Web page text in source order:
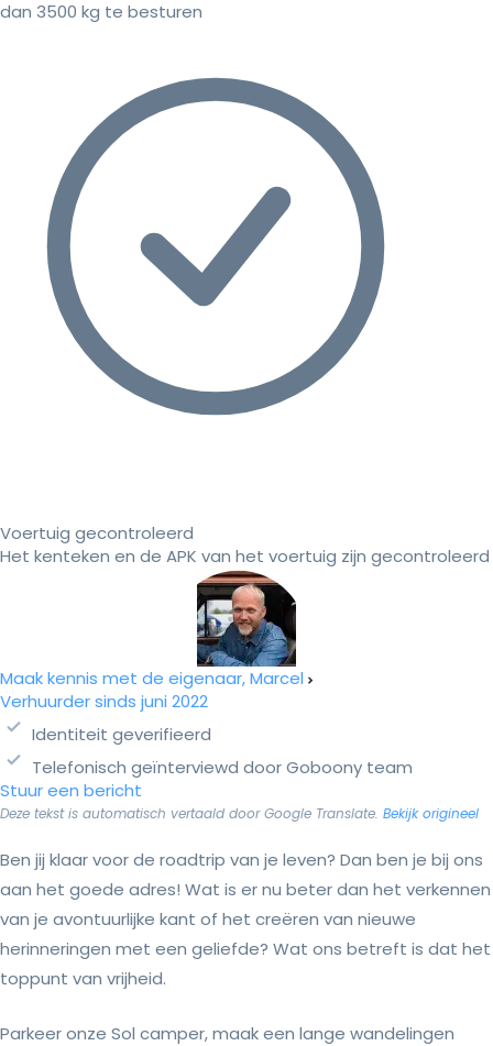
dan 3500 kg te besturen
Voertuig gecontroleerd
Het kenteken en de APK van het voertuig zijn gecontroleerd
Maak kennis met de eigenaar, Marcel
Verhuurder sinds juni 2022
Identiteit geverifieerd
Telefonisch geïnterviewd door Goboony team
Stuur een bericht
Deze tekst is automatisch vertaald door Google Translate. Bekijk origineel
Ben jij klaar voor de roadtrip van je leven? Dan ben je bij ons
aan het goede adres! Wat is er nu beter dan het verkennen
van je avontuurlijke kant of het creëren van nieuwe
herinneringen met een geliefde? Wat ons betreft is dat het
toppunt van vrijheid.
Parkeer onze Sol camper, maak een lange wandelingen